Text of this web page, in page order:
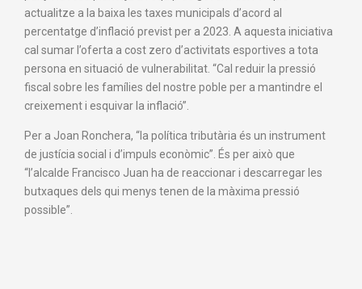
actualitze a la baixa les taxes municipals d’acord al
percentatge d’inflació previst per a 2023. A aquesta iniciativa
cal sumar l’oferta a cost zero d’activitats esportives a tota
persona en situació de vulnerabilitat. “Cal reduir la pressió
fiscal sobre les famílies del nostre poble per a mantindre el
creixement i esquivar la inflació”.
Per a Joan Ronchera, “la política tributària és un instrument
de justícia social i d’impuls econòmic”. És per això que
“l’alcalde Francisco Juan ha de reaccionar i descarregar les
butxaques dels qui menys tenen de la màxima pressió
possible”.